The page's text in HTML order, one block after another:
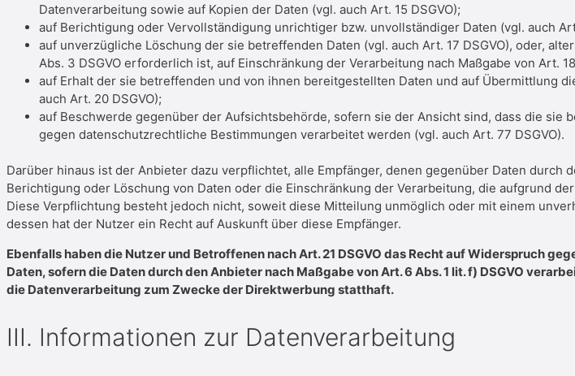
Datenverarbeitung sowie auf Kopien der Daten (vgl. auch Art. 15 DSGVO);
auf Berichtigung oder Vervollständigung unrichtiger bzw. unvollständiger Daten (vgl. auch
auf unverzügliche Löschung der sie betreffenden Daten (vgl. auch Art. 17 DSGVO), oder,
Abs. 3 DSGVO erforderlich ist, auf Einschränkung der Verarbeitung nach Maßgabe von Art. 18
auf Erhalt der sie betreffenden und von ihnen bereitgestellten Daten und auf Übermittlung
auch Art. 20 DSGVO);
auf Beschwerde gegenüber der Aufsichtsbehörde, sofern sie der Ansicht sind, dass die sie
gegen datenschutzrechtliche Bestimmungen verarbeitet werden (vgl. auch Art. 77 DSGVO).
Darüber hinaus ist der Anbieter dazu verpflichtet, alle Empfänger, denen gegenüber Daten
Berichtigung oder Löschung von Daten oder die Einschränkung der Verarbeitung, die aufgrund
Diese Verpflichtung besteht jedoch nicht, soweit diese Mitteilung unmöglich oder mit einem
dessen hat der Nutzer ein Recht auf Auskunft über diese Empfänger.
Ebenfalls haben die Nutzer und Betroffenen nach Art. 21 DSGVO das Recht auf Widerspruch
Daten, sofern die Daten durch den Anbieter nach Maßgabe von Art. 6 Abs. 1 lit. f) DSGVO
die Datenverarbeitung zum Zwecke der Direktwerbung statthaft.
III. Informationen zur Datenverarbeitung